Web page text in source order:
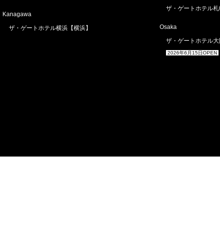
Kanagawa
ザ・ゲートホテル横浜【横浜】
ザ・ゲートホテル
Osaka
ザ・ゲートホテル
2026年6月15日OPEN